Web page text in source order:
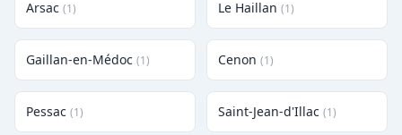
Arsac (1) Le Haillan (1)
Gaillan-en-Médoc (1) Cenon (1)
Pessac (1) Saint-Jean-d'Illac (1)